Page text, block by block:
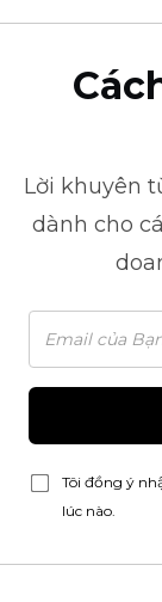
Lời khuyên
dành cho
Tôi đồng ý
lúc nào.